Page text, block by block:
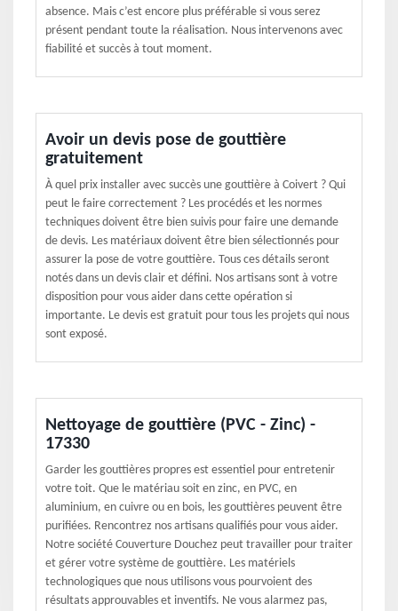
absence. Mais c’est encore plus préférable si vous serez
présent pendant toute la réalisation. Nous intervenons avec
fiabilité et succès à tout moment.
Avoir un devis pose de gouttière
gratuitement
À quel prix installer avec succès une gouttière à Coivert ? Qui
peut le faire correctement ? Les procédés et les normes
techniques doivent être bien suivis pour faire une demande
de devis. Les matériaux doivent être bien sélectionnés pour
assurer la pose de votre gouttière. Tous ces détails seront
notés dans un devis clair et défini. Nos artisans sont à votre
disposition pour vous aider dans cette opération si
importante. Le devis est gratuit pour tous les projets qui nous
sont exposé.
Nettoyage de gouttière (PVC - Zinc) -
17330
Garder les gouttières propres est essentiel pour entretenir
votre toit. Que le matériau soit en zinc, en PVC, en
aluminium, en cuivre ou en bois, les gouttières peuvent être
purifiées. Rencontrez nos artisans qualifiés pour vous aider.
Notre société Couverture Douchez peut travailler pour traiter
et gérer votre système de gouttière. Les matériels
technologiques que nous utilisons vous pourvoient des
résultats approuvables et inventifs. Ne vous alarmez pas,